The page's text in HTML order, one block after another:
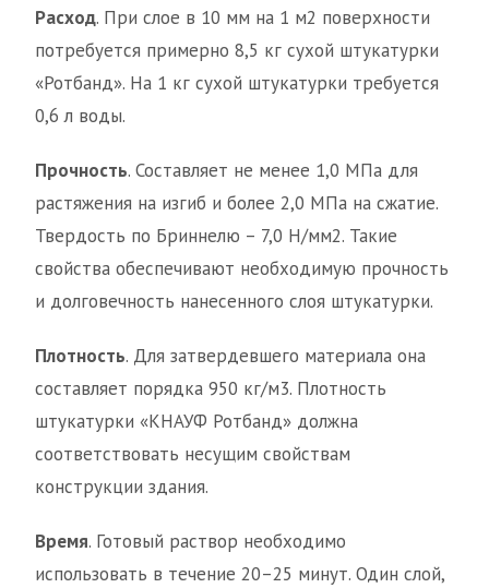
Расход. При слое в 10 мм на 1 м2 поверхности
потребуется примерно 8,5 кг сухой штукатурки
«Ротбанд». На 1 кг сухой штукатурки требуется
0,6 л воды.
Прочность. Составляет не менее 1,0 МПа для
растяжения на изгиб и более 2,0 МПа на сжатие.
Твердость по Бриннелю – 7,0 Н/мм2. Такие
свойства обеспечивают необходимую прочность
и долговечность нанесенного слоя штукатурки.
Плотность. Для затвердевшего материала она
составляет порядка 950 кг/м3. Плотность
штукатурки «КНАУФ Ротбанд» должна
соответствовать несущим свойствам
конструкции здания.
Время. Готовый раствор необходимо
использовать в течение 20–25 минут. Один слой,